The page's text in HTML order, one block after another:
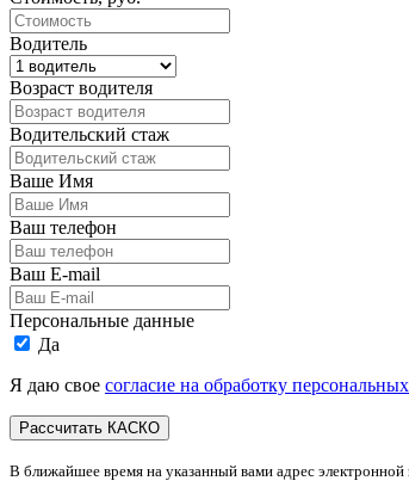
Водитель
Возраст водителя
Водительский стаж
Ваше Имя
Ваш телефон
Ваш E-mail
Персональные данные
Да
Я даю свое согласие на обработку
В ближайшее время на указанный вами адрес